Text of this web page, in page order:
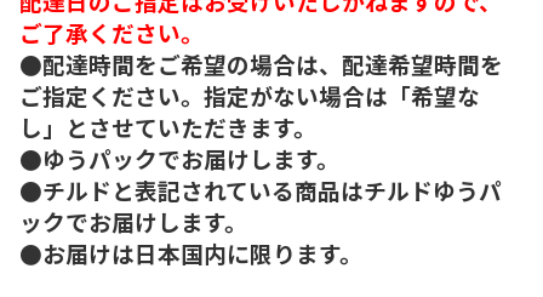
ご了承ください。
●配達時間をご希望の場合は、配達希望時間を
ご指定ください。指定がない場合は「希望な
し」とさせていただきます。
●ゆうパックでお届けします。
●チルドと表記されている商品はチルドゆうパ
ックでお届けします。
●お届けは日本国内に限ります。